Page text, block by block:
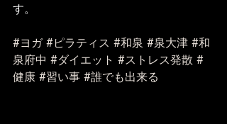
す。
#ヨガ #ピラティス #和泉 #泉大津 #和
泉府中 #ダイエット #ストレス発散 #
健康 #習い事 #誰でも出来る